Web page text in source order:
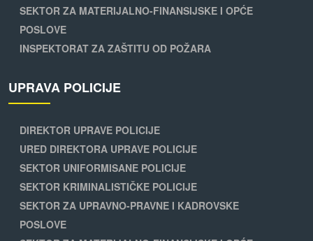
SEKTOR ZA MATERIJALNO-FINANSIJSKE I OPĆE
POSLOVE
INSPEKTORAT ZA ZAŠTITU OD POŽARA
UPRAVA POLICIJE
DIREKTOR UPRAVE POLICIJE
URED DIREKTORA UPRAVE POLICIJE
SEKTOR UNIFORMISANE POLICIJE
SEKTOR KRIMINALISTIČKE POLICIJE
SEKTOR ZA UPRAVNO-PRAVNE I KADROVSKE
POSLOVE